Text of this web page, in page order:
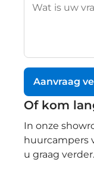
Wat is uw
Aanvraag
Of kom
In onze
huurcampers
u graag verder.